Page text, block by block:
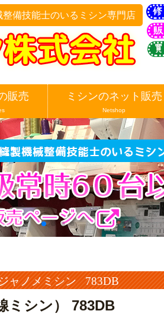
備技能士のいるミシン専門店
販売 ミシンのネット販売
Netshop
ャノメミシン 783DB
ミシン） 783DB